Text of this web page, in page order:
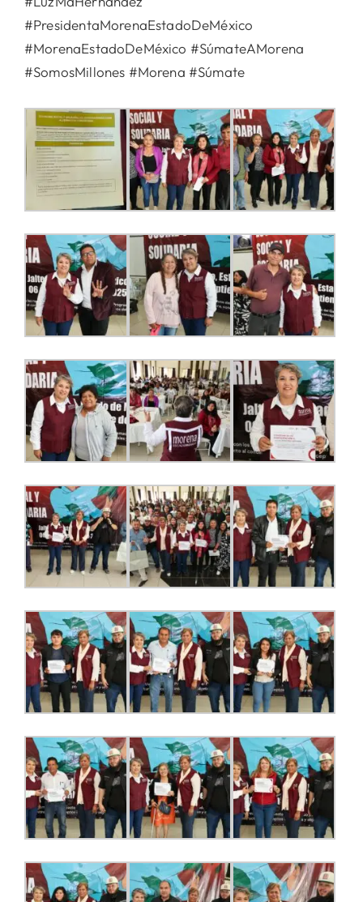
#PresidentaMorenaEstadoDeMéxico
#MorenaEstadoDeMéxico #SúmateAMorena
#SomosMillones #Morena #Súmate